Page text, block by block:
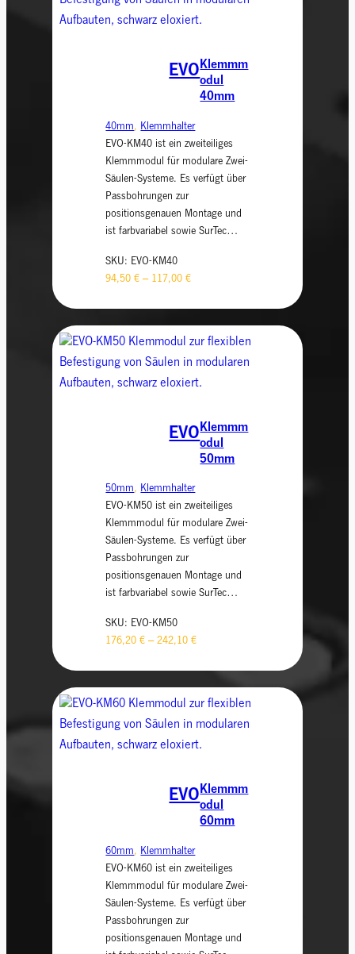
EVOKlemmm
odul
40mm
40mm, Klemmhalter
EVO-KM40 ist ein zweiteiliges
Klemmmodul für modulare Zwei-
Säulen-Systeme. Es verfügt über
Passbohrungen zur
positionsgenauen Montage und
ist farbvariabel sowie SurTec…
SKU: EVO-KM40
94,50€ – 117,00€
EVOKlemmm
odul
50mm
50mm, Klemmhalter
EVO-KM50 ist ein zweiteiliges
Klemmmodul für modulare Zwei-
Säulen-Systeme. Es verfügt über
Passbohrungen zur
positionsgenauen Montage und
ist farbvariabel sowie SurTec…
SKU: EVO-KM50
176,20€ –242,10€
EVOKlemmm
odul
60mm
60mm, Klemmhalter
EVO-KM60 ist ein zweiteiliges
Klemmmodul für modulare Zwei-
Säulen-Systeme. Es verfügt über
Passbohrungen zur
positionsgenauen Montage und